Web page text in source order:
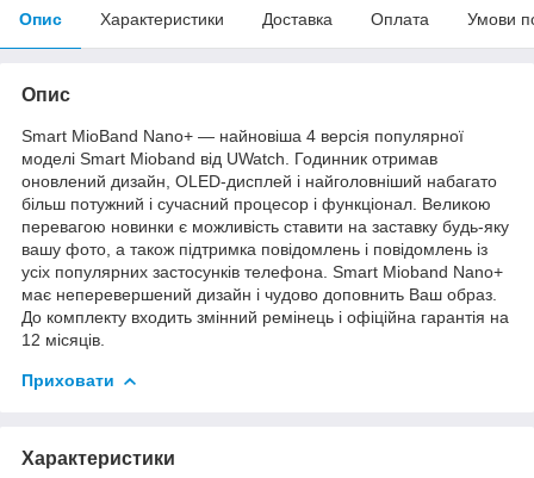
Опис Характеристики Доставка Оплата Умови
Опис
Smart MioBand Nano+ — найновіша 4 версія популярної
моделі Smart Mioband від UWatch. Годинник отримав
оновлений дизайн, OLED-дисплей і найголовніший набагато
більш потужний і сучасний процесор і функціонал. Великою
перевагою новинки є можливість ставити на заставку будь-яку
вашу фото, а також підтримка повідомлень і повідомлень із
усіх популярних застосунків телефона. Smart Mioband Nano+
має неперевершений дизайн і чудово доповнить Ваш образ.
До комплекту входить змінний ремінець і офіційна гарантія на
12 місяців.
Приховати
Характеристики